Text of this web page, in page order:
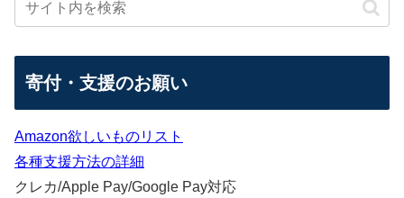
寄付・支援のお願い
Amazon欲しいものリスト
各種支援方法の詳細
クレカ/Apple Pay/Google Pay対応